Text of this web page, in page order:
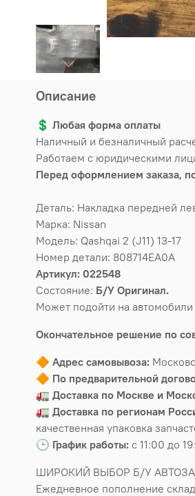
Описание
💲 Любая форма оплаты
Наличный и безналичный
Работаем с юридическими
Перед оформлением заказа,
Деталь: Накладка передней
Марка: Nissan
Модель: Qashqai 2 (J11) 13-17
Номер детали: 808714EA0A
Артикул: 022548
Состояние: Б/У Оригинал.
Может подойти на автомобили
Окончательное решение по
🔶 Адрес самовывоза:
🔶 По предварительной
🚛 Доставка по Москве и
🚛 Доставка по регионам
качественная упаковка
🕒 График работы: с 11:00 до
ШИРОКИЙ ВЫБОР Б/У
Ежедневное пополнение